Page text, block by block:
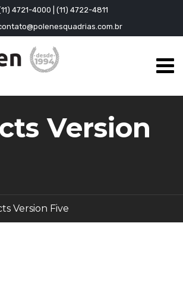
4721-4000 | (11) 4722-4811
Version
Version Five